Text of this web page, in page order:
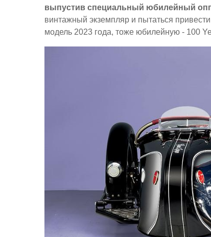
выпустив специальный юбилейный
винтажный экземпляр и пытаться
модель 2023 года, тоже юбилейную - 100